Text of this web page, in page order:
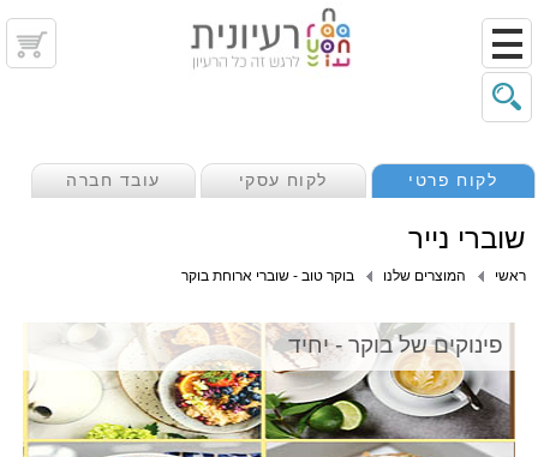
לקוח פרטי לקוח עסקי עובד חברה
שוברי נייר
ראשי המוצרים שלנו בוקר טוב - שוברי ארוחת בוקר
פינוקים של בוקר - יחיד